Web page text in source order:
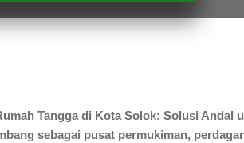
Tangga di Kota Solok: Solusi
sebagai pusat permukiman,